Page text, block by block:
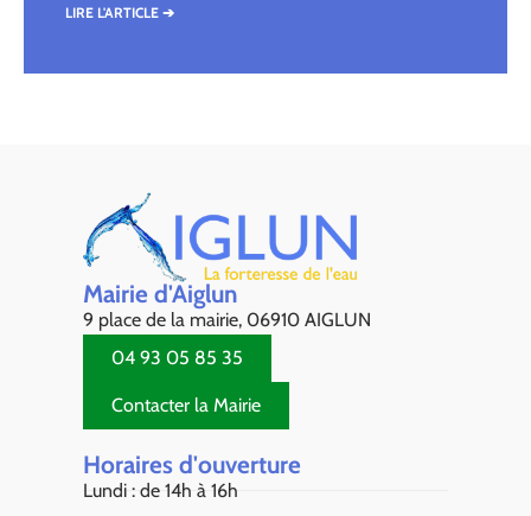
LIRE L'ARTICLE ➔
Mairie d'Aiglun
9 place de la mairie, 06910 AIGLUN
04 93 05 85 35
Contacter la Mairie
Horaires d'ouverture
Lundi : de 14h à 16h